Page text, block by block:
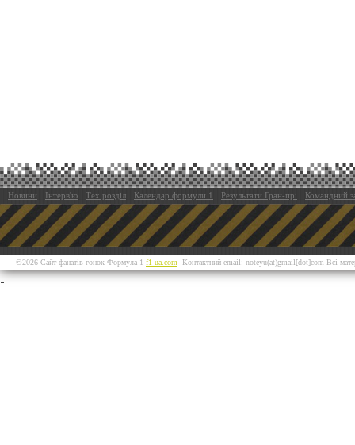
Новини Інтерв'ю Тех.розділ Календар формули 1 Результати Гран-прі Командний
©2026 Сайт фанатів гонок Формула 1 f1-ua.com Контактний email: noteyu(at)gmail[dot]com Всі